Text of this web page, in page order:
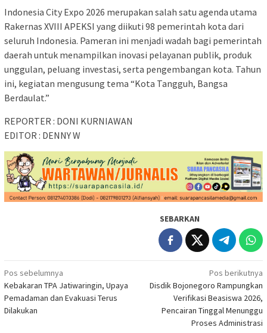
Indonesia City Expo 2026 merupakan salah satu agenda utama
Rakernas XVIII APEKSI yang diikuti 98 pemerintah kota dari
seluruh Indonesia. Pameran ini menjadi wadah bagi pemerintah
daerah untuk menampilkan inovasi pelayanan publik, produk
unggulan, peluang investasi, serta pengembangan kota. Tahun
ini, kegiatan mengusung tema “Kota Tangguh, Bangsa
Berdaulat.”
REPORTER : DONI KURNIAWAN
EDITOR : DENNY W
SEBARKAN
Navigasi
pos
Pos sebelumnya
Kebakaran TPA Jatiwaringin, Upaya
Pemadaman dan Evakuasi Terus
Dilakukan
Pos berikutnya
Disdik Bojonegoro Rampungkan
Verifikasi Beasiswa 2026,
Pencairan Tinggal Menunggu
Proses Administrasi